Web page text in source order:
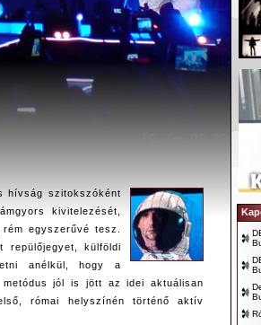
hívság szitokszóként
kivitelezését,
egyszerűvé tesz.
repülőjegyet, külföldi
anélkül, hogy a
metódus jól is jött az idei aktuálisan
római helyszínén történő aktív